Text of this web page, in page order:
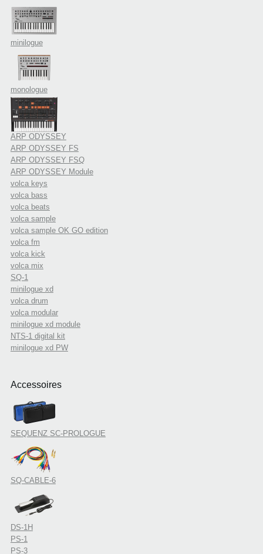
minilogue
monologue
ARP ODYSSEY
ARP ODYSSEY FS
ARP ODYSSEY FSQ
ARP ODYSSEY Module
volca keys
volca bass
volca beats
volca sample
volca sample OK GO edition
volca fm
volca kick
volca mix
SQ-1
minilogue xd
volca drum
volca modular
minilogue xd module
NTS-1 digital kit
minilogue xd PW
Accessoires
SEQUENZ SC-PROLOGUE
SQ-CABLE-6
DS-1H
PS-1
PS-3